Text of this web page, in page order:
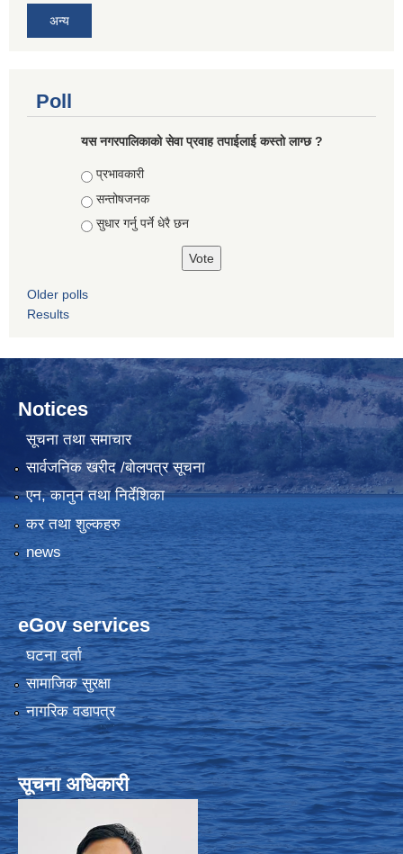
अन्य
Poll
यस नगरपालिकाको सेवा प्रवाह तपाईलाई कस्तो लाग्छ ?
Choices
प्रभावकारी
सन्तोषजनक
सुधार गर्नु पर्ने धेरै छन
Older polls
Results
Notices
सूचना तथा समाचार
सार्वजनिक खरीद /बोलपत्र सूचना
एन, कानुन तथा निर्देशिका
कर तथा शुल्कहरु
news
eGov services
घटना दर्ता
सामाजिक सुरक्षा
नागरिक वडापत्र
सूचना अधिकारी